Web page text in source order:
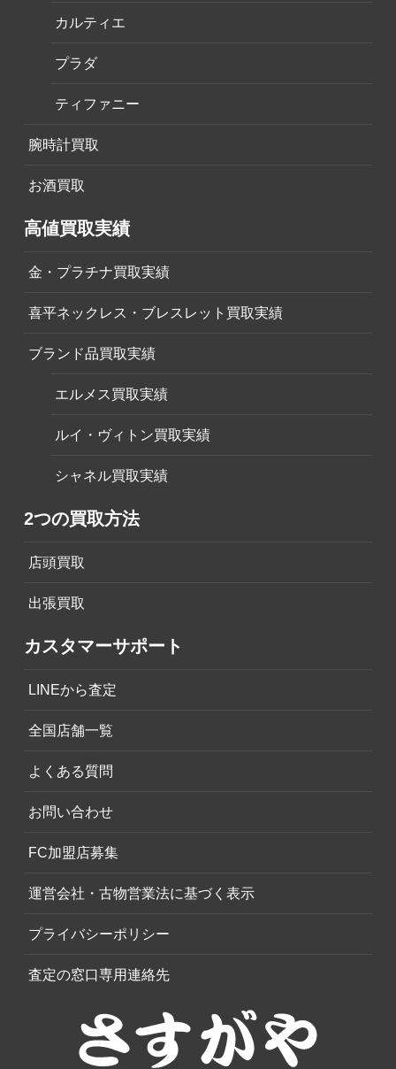
カルティエ
プラダ
ティファニー
腕時計買取
お酒買取
高値買取実績
金・プラチナ買取実績
喜平ネックレス・ブレスレット買取実績
ブランド品買取実績
エルメス買取実績
ルイ・ヴィトン買取実績
シャネル買取実績
2つの買取方法
店頭買取
出張買取
カスタマーサポート
LINEから査定
全国店舗一覧
よくある質問
お問い合わせ
FC加盟店募集
運営会社・古物営業法に基づく表示
プライバシーポリシー
査定の窓口専用連絡先